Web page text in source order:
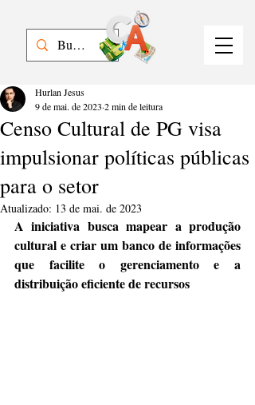
Censo Cultural de PG visa
impulsionar políticas públicas
para o setor
Hurlan Jesus
9 de mai. de 2023 2 min de leitura
Atualizado: 13 de mai. de 2023
A iniciativa busca mapear a produção
cultural e criar um banco de informações
que facilite o gerenciamento e a
distribuição eficiente de recursos